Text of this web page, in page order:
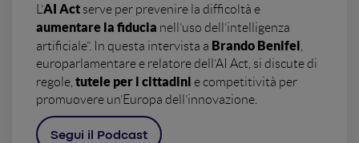
L’AI Act serve per prevenire la difficoltà e
aumentare la fiducia nell’uso dell’intelligenza
artificiale”. In questa intervista a Brando Benifei
europarlamentare e relatore dell’AI Act, si discute di
regole, tutele per i cittadini e competitività per
promuovere un’Europa dell’innovazione.
Segui il Podcast